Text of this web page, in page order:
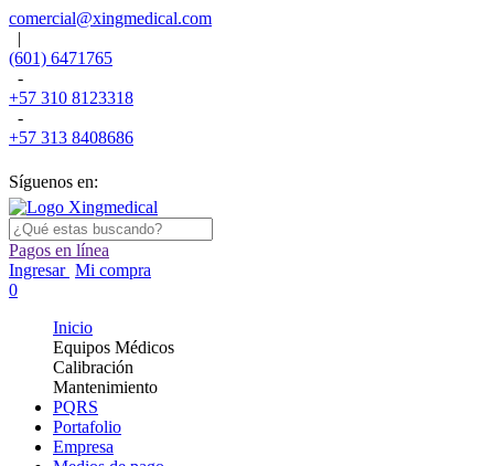
comercial@xingmedical.com
|
(601) 6471765
-
+57 310 8123318
-
+57 313 8408686
Síguenos en:
Pagos en línea
Ingresar Mi compra
0
Inicio
Equipos Médicos
Calibración
Mantenimiento
PQRS
Portafolio
Empresa